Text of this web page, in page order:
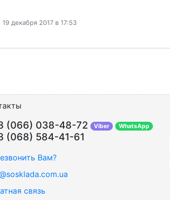
декабря 2017 в 17:53
(066) 038-48-72 Viber WhatsApp
(068) 584-41-61
Вам?
связь